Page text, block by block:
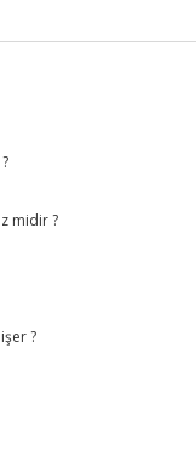
midir ?
?